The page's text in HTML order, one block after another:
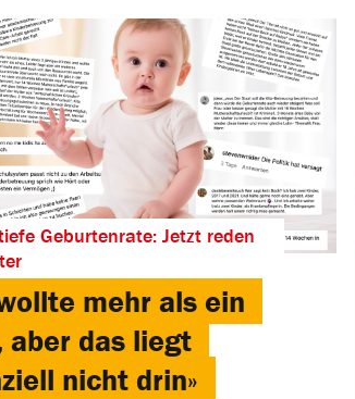
Geburtenrate: Jetzt reden
mehr als ein
aber das liegt
nicht drin»